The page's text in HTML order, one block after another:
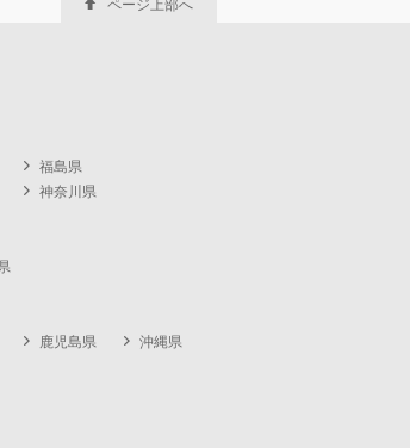
福島県
神奈川県
鹿児島県
沖縄県
ページ上部へ